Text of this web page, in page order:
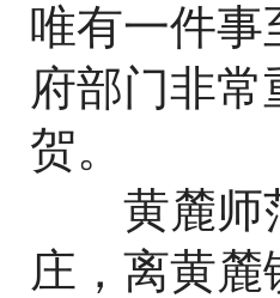
唯有一件事
府部门非
贺。
黄麓师范
庄，离黄